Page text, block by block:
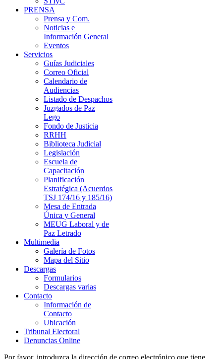
PRENSA
Prensa y Com.
Noticias e
Información General
Eventos
Servicios
Guías Judiciales
Correo Oficial
Calendario de
Audiencias
Listado de Despachos
Juzgados de Paz
Lego
Fondo de Justicia
RRHH
Biblioteca Judicial
Legislación
Escuela de
Capacitación
Planificación
Estratégica (Acuerdos
TSJ 174/16 y 185/16)
Mesa de Entrada
Única y General
MEUG Laboral y de
Paz Letrado
Multimedia
Galería de Fotos
Mapa del Sitio
Descargas
Formularios
Descargas varias
Contacto
Información de
Contacto
Ubicación
Tribunal Electoral
Denuncias Online
Por favor, introduzca la dirección de correo electrónico que tiene